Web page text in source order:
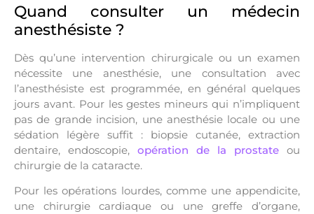
Quand consulter un médecin
anesthésiste ?
Dès qu’une intervention chirurgicale ou un examen
nécessite une anesthésie, une consultation avec
l’anesthésiste est programmée, en général quelques
jours avant. Pour les gestes mineurs qui n’impliquent
pas de grande incision, une anesthésie locale ou une
sédation légère suffit : biopsie cutanée, extraction
dentaire, endoscopie, opération de la prostate ou
chirurgie de la cataracte.
Pour les opérations lourdes, comme une appendicite,
une chirurgie cardiaque ou une greffe d’organe,